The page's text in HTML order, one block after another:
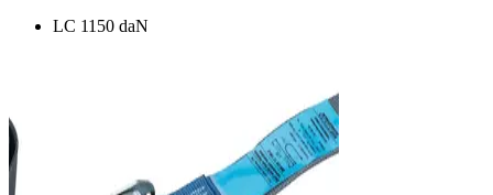
LC 1150 daN